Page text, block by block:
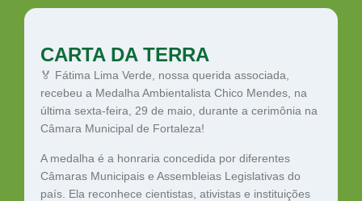
CARTA DA TERRA
🏅 Fátima Lima Verde, nossa querida associada,
recebeu a Medalha Ambientalista Chico Mendes, na
última sexta-feira, 29 de maio, durante a cerimônia na
Câmara Municipal de Fortaleza!
A medalha é a honraria concedida por diferentes
Câmaras Municipais e Assembleias Legislativas do
país. Ela reconhece cientistas, ativistas e instituições